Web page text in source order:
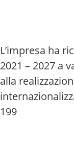
L’impresa ha
2021 – 2027 a
alla
199